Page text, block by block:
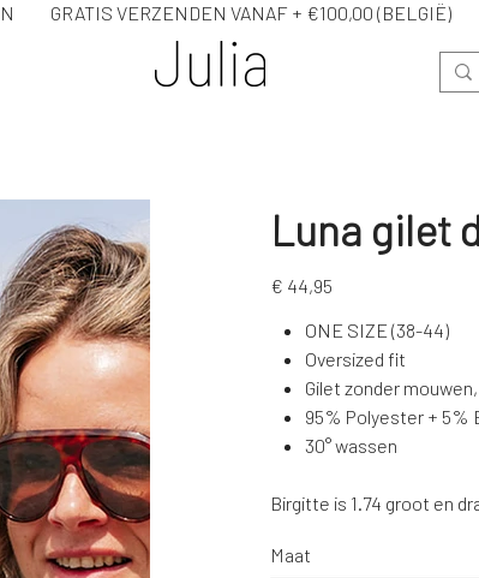
GRATIS VERZENDEN VANAF + €100,00
Luna gilet
Prijs
€ 44,95
ONE SIZE (38-44)
Oversized fit
Gilet zonder
95% Polyester + 5%
30° wassen
Birgitte is 1.74 groot en
Maat